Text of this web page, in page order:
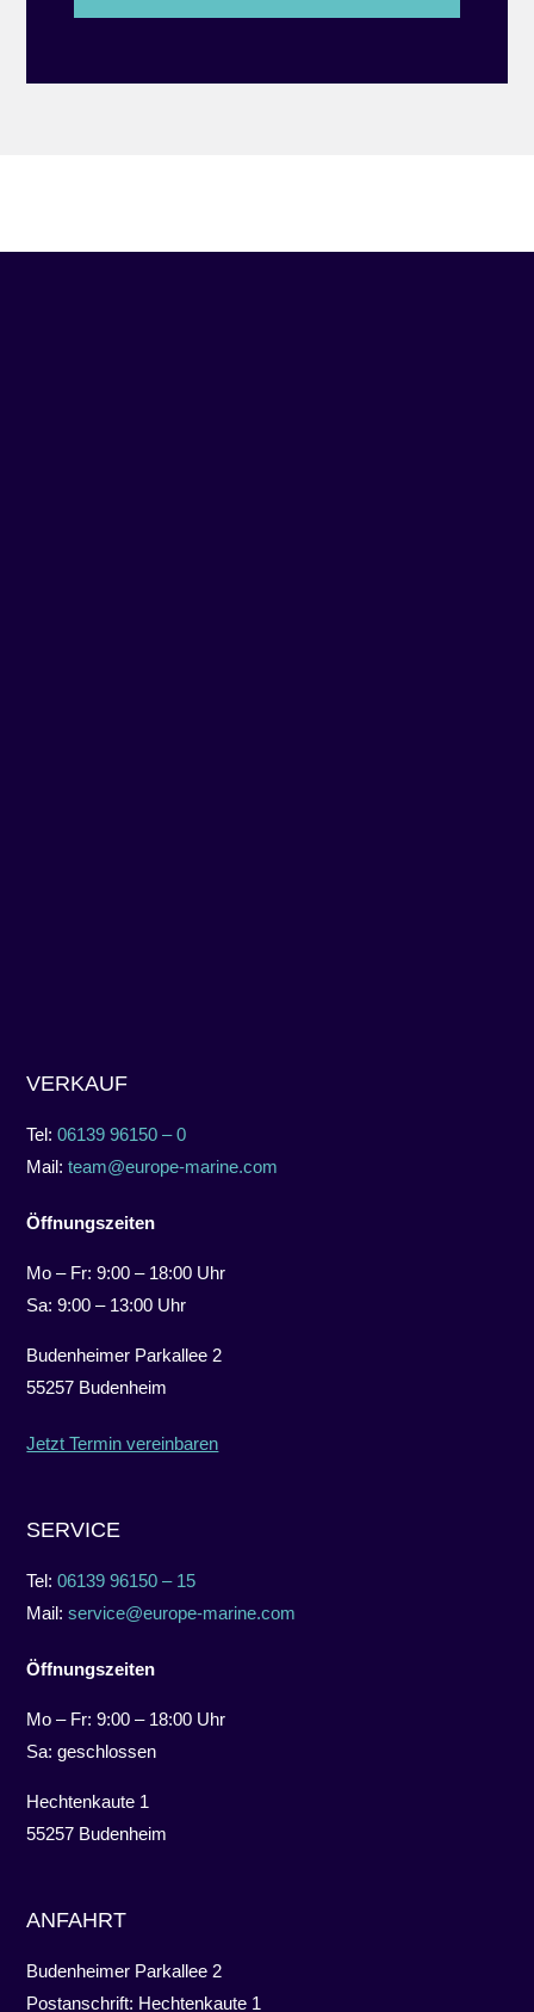
VERKAUF
Tel:06139 96150 – 0
Mail:team@europe-marine.com
Öffnungszeiten
Mo – Fr: 9:00 – 18:00 Uhr
Sa: 9:00 – 13:00 Uhr
Budenheimer Parkallee 2
55257 Budenheim
Jetzt Termin vereinbaren
SERVICE
Tel:06139 96150 – 15
Mail:service@europe-marine.com
Öffnungszeiten
Mo – Fr: 9:00 – 18:00 Uhr
Sa: geschlossen
Hechtenkaute 1
55257 Budenheim
ANFAHRT
Budenheimer Parkallee 2
Postanschrift: Hechtenkaute 1